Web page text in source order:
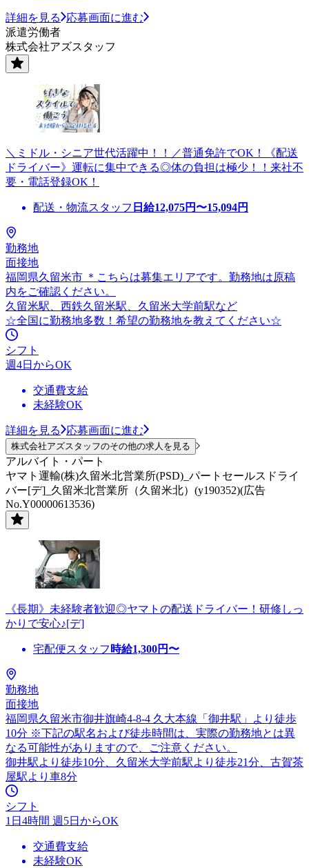
詳細を見る
応募画面に進む
派遣労働者
株式会社アズスタッフ
＼ミドル・シニア世代活躍中！！／普通免許でOK！《配送
ドライバー》運転に集中できる◎体の負担は極少！！来社不
要・電話登録OK！
配送・物流スタッフ 日給12,075円〜15,094円
勤務地
面接地
福岡県久留米市 ＊こちらは募集エリアです。勤務地は原稿
内をご確認ください。
久留米駅、西鉄久留米駅、久留米大学前駅など
☆全国に勤務地多数！希望の勤務地を教えてください☆
シフト
週4日からOK
交通費支給
未経験OK
詳細を見る 応募画面に進む
株式会社アズスタッフのその他の求人を見る
アルバイト・パート
ヤマト運輸(株)久留米北営業所(PSD)_パートセールスドライ
バー[デ]_久留米北営業所（久留米北）(y190352)(広告
No.Y00000613536)
《長期》未経験者歓迎◎ヤマトの配送ドライバー！研修しっ
かりで安心♪[デ]
宅配便スタッフ 時給1,300円〜
勤務地
面接地
福岡県久留米市御井旗崎4-8-4 久大本線「御井駅」より徒歩
10分 ※下記の駅名および徒歩時間は、実際の勤務地とは異
なる可能性がありますので、ご注意ください。
御井駅より徒歩10分、久留米大学前駅より徒歩21分、古賀茶
屋駅より車8分
シフト
1日4時間 週5日からOK
交通費支給
未経験OK